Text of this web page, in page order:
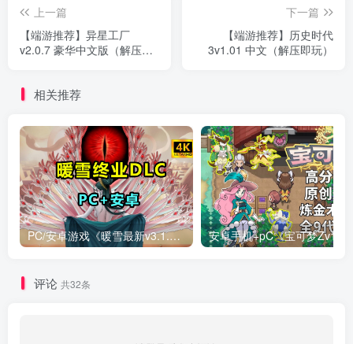
上一篇
【端游推荐】异星工厂
v2.0.7 豪华中文版（解压即
下一篇
【端游推荐】历史时代
3v1.01 中文（解压即玩）
相关推荐
PC/安卓游戏《暖雪最新v3.1.0.1》终业DLC整合版！
评论 共32条